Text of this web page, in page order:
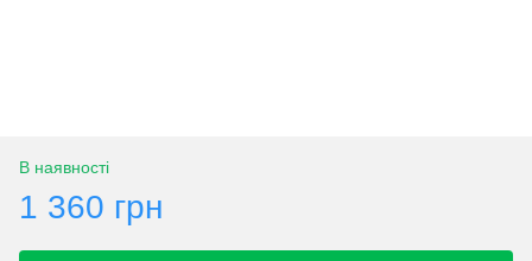
В наявності
1 360 грн